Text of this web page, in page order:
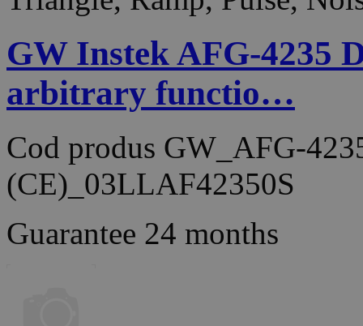
GW Instek AFG-4235
arbitrary functio…
Cod produs GW_AFG-
(CE)_03LLAF42350S
Guarantee 24 months